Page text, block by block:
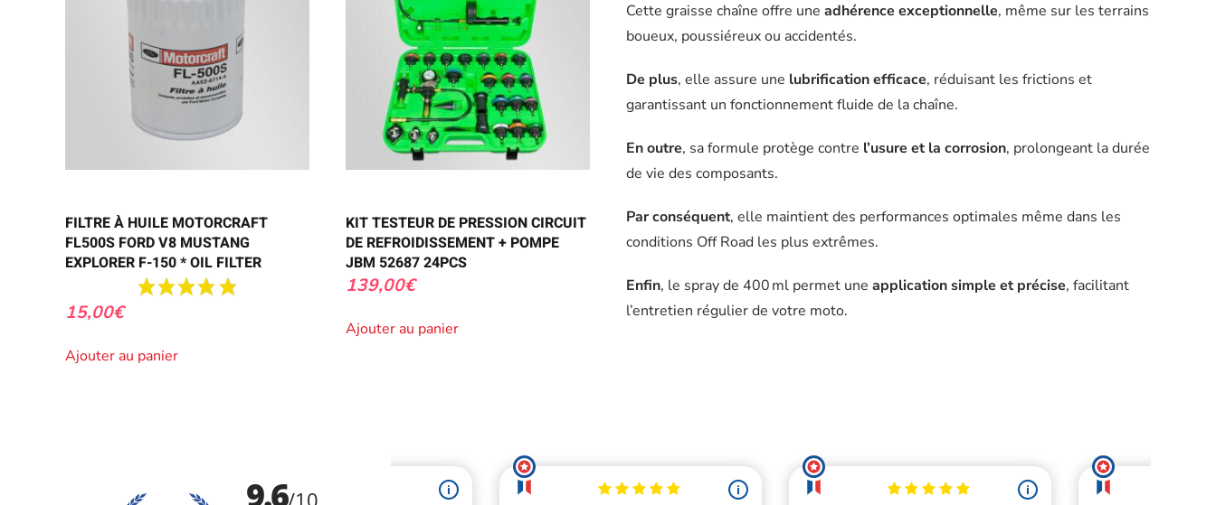
FILTRE À HUILE MOTORCRAFT
FL500S FORD V8 MUSTANG
EXPLORER F-150 * OIL FILTER
15,00€
Ajouter au panier
KIT TESTEUR DE PRESSION CIRCUIT
DE REFROIDISSEMENT + POMPE
JBM 52687 24PCS
139,00€
Ajouter au panier
Cette graisse chaîne offre une adhérence exceptionnelle, même sur les terrains
boueux, poussiéreux ou accidentés.
De plus, elle assure une lubrification efficace, réduisant les frictions et
garantissant un fonctionnement fluide de la chaîne.
En outre, sa formule protège contre l’usure et la corrosion, prolongeant la durée
de vie des composants.
Par conséquent, elle maintient des performances optimales même dans les
conditions Off Road les plus extrêmes.
Enfin, le spray de 400 ml permet une application simple et précise, facilitant
l’entretien régulier de votre moto.